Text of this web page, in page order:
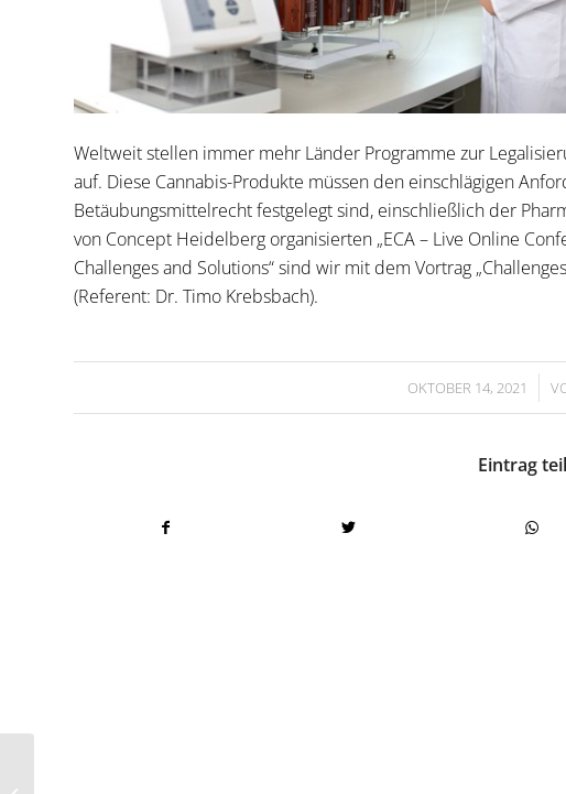
Weltweit stellen immer mehr Länder Programme zur
auf. Diese Cannabis-Produkte müssen den einschlägigen
Betäubungsmittelrecht festgelegt sind, einschließlich der
von Concept Heidelberg organisierten „ECA – Live Online
Challenges and Solutions“ sind wir mit dem Vortrag
(Referent: Dr. Timo Krebsbach).
OKTOBER 14, 2021
/
Eintrag